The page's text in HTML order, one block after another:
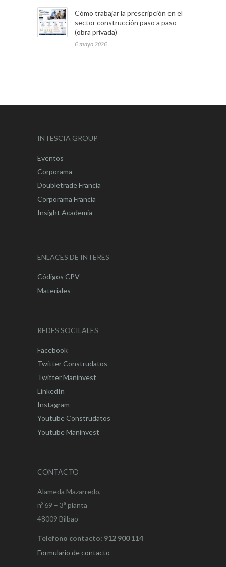
Cómo trabajar la prescripción en el
sector construcción paso a paso
(obra privada)
6 mayo 2026
INTESCIA GROUP
Eventos
Corporama
Doubletrade Francia
Corporama Francia
Insight Academia
ENLACES DE INTERÉS
Códigos CPV
Materiales
REDES SOCILALES
Facebook
Twitter Construdatos
Twitter Maninvest
LinkedIn
Instagram
Youtube Construdatos
Youtube Maninvest
CONTACTO
Alameda Mazarredo,
nº 69 – 3ª planta
48009 Bilbao
Telefono contacto: 912 900 114
Formulario de contacto